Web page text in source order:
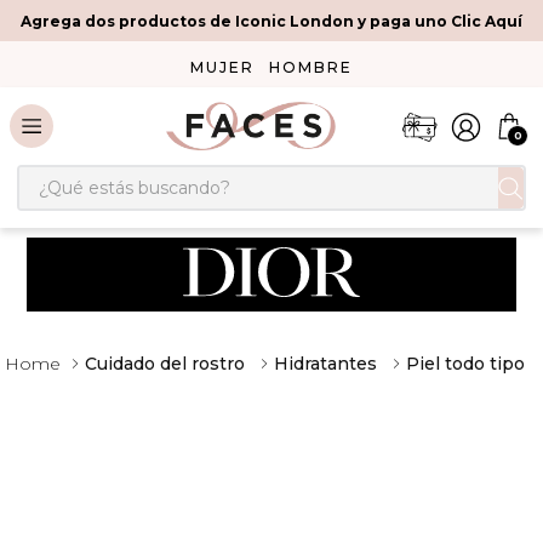
Agrega dos productos de Iconic London y paga uno Clic Aquí
MUJER HOMBRE
0
¿Qué estás buscando?
Cuidado del rostro Hidratantes Piel todo tipo